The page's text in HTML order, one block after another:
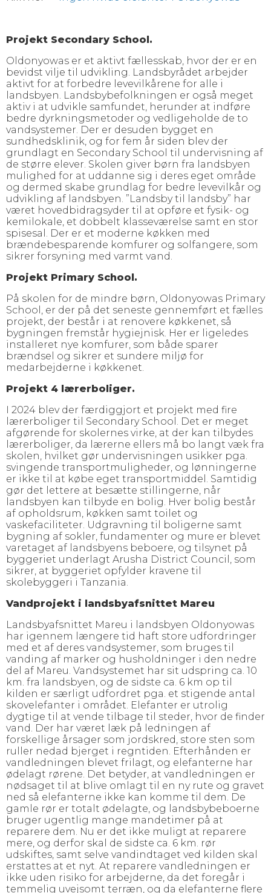
Projekt Secondary School.
Oldonyowas er et aktivt fællesskab, hvor der er en
bevidst vilje til udvikling. Landsbyrådet arbejder
aktivt for at forbedre levevilkårene for alle i
landsbyen. Landsbybefolkningen er også meget
aktiv i at udvikle samfundet, herunder at indføre
bedre dyrkningsmetoder og vedligeholde de to
vandsystemer. Der er desuden bygget en
sundhedsklinik, og for fem år siden blev der
grundlagt en Secondary School til undervisning af
de større elever. Skolen giver børn fra landsbyen
mulighed for at uddanne sig i deres eget område
og dermed skabe grundlag for bedre levevilkår og
udvikling af landsbyen. ”Landsby til landsby” har
været hovedbidragsyder til at opføre et fysik- og
kemilokale, et dobbelt klasseværelse samt en stor
spisesal. Der er et moderne køkken med
brændebesparende komfurer og solfangere, som
sikrer forsyning med varmt vand.
Projekt Primary School.
På skolen for de mindre børn, Oldonyowas Primary
School, er der på det seneste gennemført et fælles
projekt, der består i at renovere køkkenet, så
bygningen fremstår hygiejnisk. Her er ligeledes
installeret nye komfurer, som både sparer
brændsel og sikrer et sundere miljø for
medarbejderne i køkkenet.
Projekt 4 lærerboliger.
I 2024 blev der færdiggjort et projekt med fire
lærerboliger til Secondary School. Det er meget
afgørende for skolernes virke, at der kan tilbydes
lærerboliger, da lærerne ellers må bo langt væk fra
skolen, hvilket gør undervisningen usikker pga.
svingende transportmuligheder, og lønningerne
er ikke til at købe eget transportmiddel. Samtidig
gør det lettere at besætte stillingerne, når
landsbyen kan tilbyde en bolig. Hver bolig består
af opholdsrum, køkken samt toilet og
vaskefaciliteter. Udgravning til boligerne samt
bygning af sokler, fundamenter og mure er blevet
varetaget af landsbyens beboere, og tilsynet på
byggeriet underlagt Arusha District Council, som
sikrer, at byggeriet opfylder kravene til
skolebyggeri i Tanzania.
Vandprojekt i landsbyafsnittet Mareu
Landsbyafsnittet Mareu i landsbyen Oldonyowas
har igennem længere tid haft store udfordringer
med et af deres vandsystemer, som bruges til
vanding af marker og husholdninger i den nedre
del af Mareu. Vandsystemet har sit udspring ca. 10
km. fra landsbyen, og de sidste ca. 6 km op til
kilden er særligt udfordret pga. et stigende antal
skovelefanter i området. Elefanter er utrolig
dygtige til at vende tilbage til steder, hvor de finder
vand. Der har været læk på ledningen af
forskellige årsager som jordskred, store sten som
ruller nedad bjerget i regntiden. Efterhånden er
vandledningen blevet frilagt, og elefanterne har
ødelagt rørene. Det betyder, at vandledningen er
nødsaget til at blive omlagt til en ny rute og gravet
ned så elefanterne ikke kan komme til dem. De
gamle rør er totalt ødelagte, og landsbybeboerne
bruger ugentlig mange mandetimer på at
reparere dem. Nu er det ikke muligt at reparere
mere, og derfor skal de sidste ca. 6 km. rør
udskiftes, samt selve vandindtaget ved kilden skal
erstattes at et nyt. At reparere vandledningen er
ikke uden risiko for arbejderne, da det foregår i
temmelig uvejsomt terræn, og da elefanterne flere